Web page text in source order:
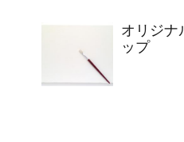
オリジナ
ップ